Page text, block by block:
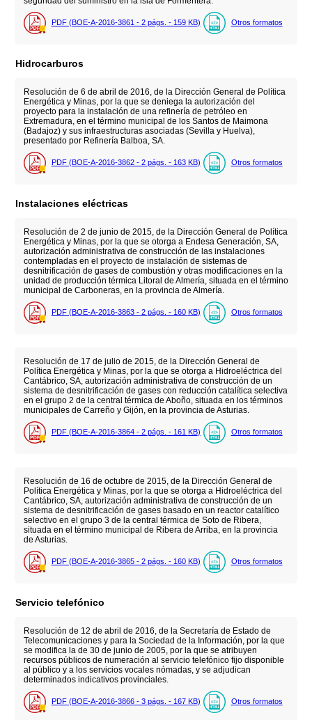
PDF (BOE-A-2016-3861 - 2 págs. - 159 KB) Otros formatos
Hidrocarburos
Resolución de 6 de abril de 2016, de la Dirección General de Política
Energética y Minas, por la que se deniega la autorización del
proyecto para la instalación de una refinería de petróleo en
Extremadura, en el término municipal de los Santos de Maimona
(Badajoz) y sus infraestructuras asociadas (Sevilla y Huelva),
presentado por Refinería Balboa, SA.
PDF (BOE-A-2016-3862 - 2 págs. - 163 KB) Otros formatos
Instalaciones eléctricas
Resolución de 2 de junio de 2015, de la Dirección General de Política
Energética y Minas, por la que se otorga a Endesa Generación, SA,
autorización administrativa de construcción de las instalaciones
contempladas en el proyecto de instalación de sistemas de
desnitrificación de gases de combustión y otras modificaciones en la
unidad de producción térmica Litoral de Almería, situada en el término
municipal de Carboneras, en la provincia de Almería.
PDF (BOE-A-2016-3863 - 2 págs. - 160 KB) Otros formatos
Resolución de 17 de julio de 2015, de la Dirección General de
Política Energética y Minas, por la que se otorga a Hidroeléctrica del
Cantábrico, SA, autorización administrativa de construcción de un
sistema de desnitrificación de gases con reducción catalítica selectiva
en el grupo 2 de la central térmica de Aboño, situada en los términos
municipales de Carreño y Gijón, en la provincia de Asturias.
PDF (BOE-A-2016-3864 - 2 págs. - 161 KB) Otros formatos
Resolución de 16 de octubre de 2015, de la Dirección General de
Política Energética y Minas, por la que se otorga a Hidroeléctrica del
Cantábrico, SA, autorización administrativa de construcción de un
sistema de desnitrificación de gases basado en un reactor catalítico
selectivo en el grupo 3 de la central térmica de Soto de Ribera,
situada en el término municipal de Ribera de Arriba, en la provincia
de Asturias.
PDF (BOE-A-2016-3865 - 2 págs. - 160 KB) Otros formatos
Servicio telefónico
Resolución de 12 de abril de 2016, de la Secretaría de Estado de
Telecomunicaciones y para la Sociedad de la Información, por la que
se modifica la de 30 de junio de 2005, por la que se atribuyen
recursos públicos de numeración al servicio telefónico fijo disponible
al público y a los servicios vocales nómadas, y se adjudican
determinados indicativos provinciales.
PDF (BOE-A-2016-3866 - 3 págs. - 167 KB) Otros formatos